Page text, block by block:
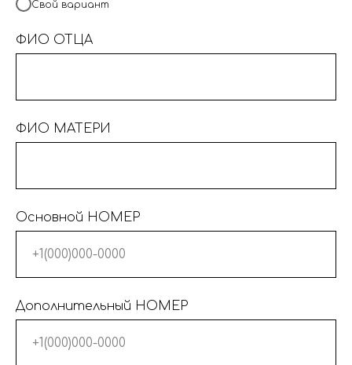
Свой вариант
ФИО ОТЦА
ФИО МАТЕРИ
Основной НОМЕР
Дополнительный НОМЕР